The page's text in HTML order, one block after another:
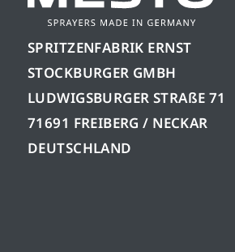
SPRITZENFABRIK ERNST
STOCKBURGER GMBH
LUDWIGSBURGER STRAßE 71
71691 FREIBERG / NECKAR
DEUTSCHLAND